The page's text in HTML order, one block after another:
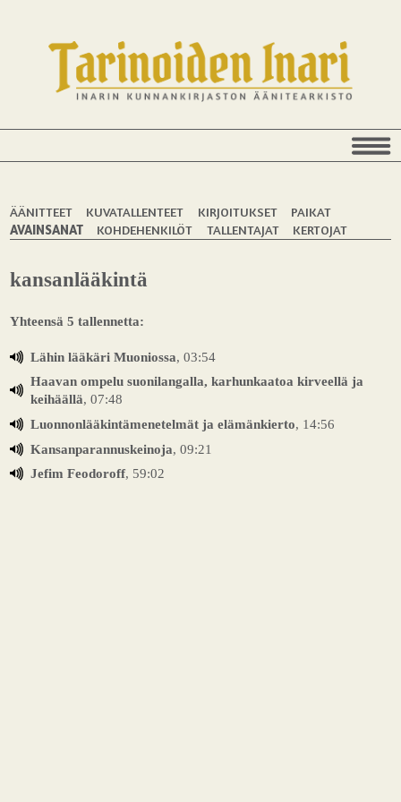
ÄÄNITTEET KUVATALLENTEET KIRJOITUKSET
PAIKAT
AVAINSANAT
KOHDEHENKILÖT TALLENTAJAT KERTOJAT
kansanlääkintä
Yhteensä 5 tallennetta:
Lähin lääkäri Muoniossa, 03:54
Haavan ompelu suonilangalla, karhunkaatoa kirveellä ja
keihäällä, 07:48
Luonnonlääkintämenetelmät ja elämänkierto, 14:56
Kansanparannuskeinoja, 09:21
Jefim Feodoroff, 59:02